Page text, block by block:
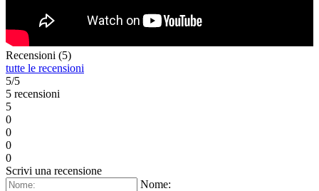
Recensioni (5)
tutte le recensioni
5/5
5 recensioni
5
0
0
0
0
Scrivi una recensione
Nome: